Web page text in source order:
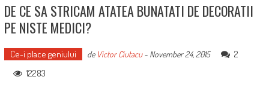
DE CE SA STRICAM ATATEA BUNATATI DE DECORATII
PE NISTE MEDICI?
Ce-i place geniului de Victor Ciutacu- November 24, 2015
2
12283